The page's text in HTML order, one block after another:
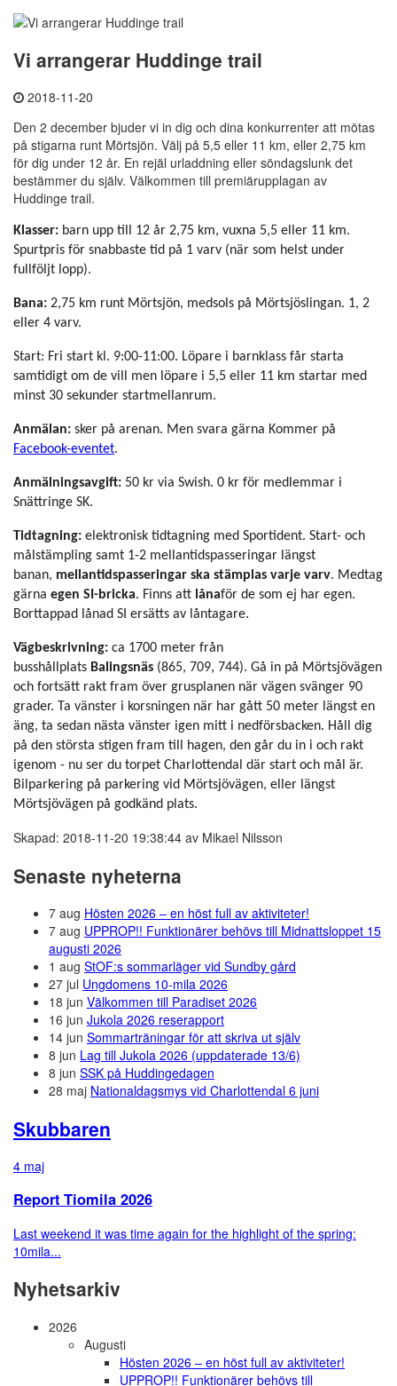
Vi arrangerar Huddinge trail
2018-11-20
Den 2 december bjuder vi in dig och dina konkurrenter att mötas
på stigarna runt Mörtsjön. Välj på 5,5 eller 11 km, eller 2,75 km
för dig under 12 år. En rejäl urladdning eller söndagslunk det
bestämmer du själv. Välkommen till premiärupplagan av
Huddinge trail.
Klasser: barn upp till 12 år 2,75 km, vuxna 5,5 eller 11 km.
Spurtpris för snabbaste tid på 1 varv (när som helst under
fullföljt lopp).
Bana: 2,75 km runt Mörtsjön, medsols på Mörtsjöslingan. 1, 2
eller 4 varv.
Start: Fri start kl. 9:00-11:00. Löpare i barnklass får starta
samtidigt om de vill men löpare i 5,5 eller 11 km startar med
minst 30 sekunder startmellanrum.
Anmälan: sker på arenan. Men svara gärna Kommer på
Facebook-eventet.
Anmälningsavgift: 50 kr via Swish. 0 kr för medlemmar i
Snättringe SK.
Tidtagning: elektronisk tidtagning med Sportident. Start- och
målstämpling samt 1-2 mellantidspasseringar längst
banan, mellantidspasseringar ska stämplas varje varv. Medtag
gärna egen SI-bricka. Finns att lånaför de som ej har egen.
Borttappad lånad SI ersätts av låntagare.
Vägbeskrivning: ca 1700 meter från
busshållplats Balingsnäs (865, 709, 744). Gå in på Mörtsjövägen
och fortsätt rakt fram över grusplanen när vägen svänger 90
grader. Ta vänster i korsningen när har gått 50 meter längst en
äng, ta sedan nästa vänster igen mitt i nedförsbacken. Håll dig
på den största stigen fram till hagen, den går du in i och rakt
igenom - nu ser du torpet Charlottendal där start och mål är.
Bilparkering på parkering vid Mörtsjövägen, eller längst
Mörtsjövägen på godkänd plats.
Skapad: 2018-11-20 19:38:44 av Mikael Nilsson
Senaste nyheterna
7 aug Hösten 2026 – en höst full av aktiviteter!
7 aug UPPROP!! Funktionärer behövs till Midnattsloppet 15
augusti 2026
1 aug StOF:s sommarläger vid Sundby gård
27 jul Ungdomens 10-mila 2026
18 jun Välkommen till Paradiset 2026
16 jun Jukola 2026 reserapport
14 jun Sommarträningar för att skriva ut själv
8 jun Lag till Jukola 2026 (uppdaterade 13/6)
8 jun SSK på Huddingedagen
28 maj Nationaldagsmys vid Charlottendal 6 juni
Skubbaren
4 maj
Report Tiomila 2026
Last weekend it was time again for the highlight of the spring:
10mila...
Nyhetsarkiv
2026
Augusti
Hösten 2026 – en höst full av aktiviteter!
UPPROP!! Funktionärer behövs till